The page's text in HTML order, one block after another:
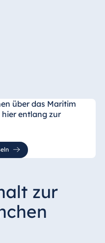
über das Maritim
entlang zur
zur